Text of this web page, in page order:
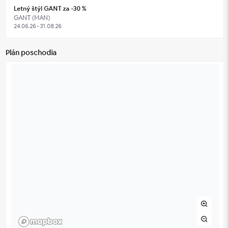
Letný štýl GANT za -30 %
GANT (MAN)
24.06.26 - 31.08.26
Plán poschodia